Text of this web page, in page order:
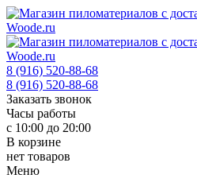
8 (916) 520-88-68
8 (916) 520-88-68
Заказать звонок
Часы работы
с 10:00 до 20:00
В корзине
нет товаров
Меню